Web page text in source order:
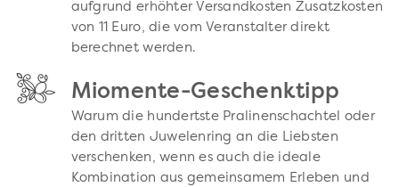
aufgrund erhöhter Versandkosten Zusatzkosten
von 11 Euro, die vom Veranstalter direkt
berechnet werden.
Miomente-Geschenktipp
Warum die hundertste Pralinenschachtel oder
den dritten Juwelenring an die Liebsten
verschenken, wenn es auch die ideale
Kombination aus gemeinsamem Erleben und